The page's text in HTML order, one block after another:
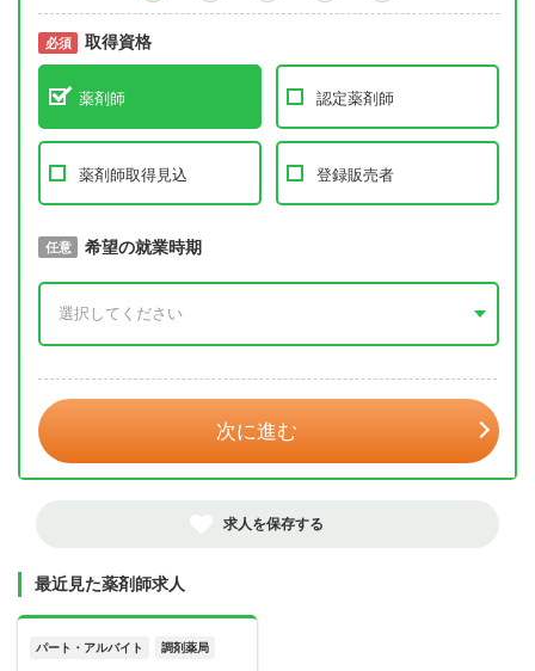
必須 取得資格
薬剤師 認定薬剤師
薬剤師取得見込 登録販売者
必須 取得予定年
任意 希望の就業時期
次に進む
求人を保存する
最近見た薬剤師求人
パート・アルバイト 調剤薬局